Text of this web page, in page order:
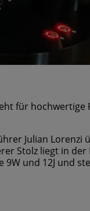
für
Julian Lorenzi
Stolz liegt in
und 12J und